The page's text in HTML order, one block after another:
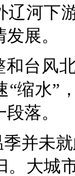
辽河下
展。
和台风
“缩水”
落。
并未
。大城